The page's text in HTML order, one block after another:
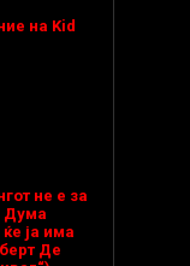
на Kid
не е за
Дума
ја има
Де